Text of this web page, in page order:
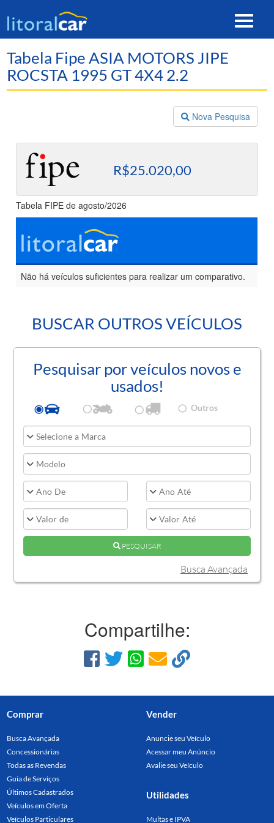
Toggle
Tabela Fipe ASIA MOTORS JIPE
ROCSTA 1995 GT 4X4 2.2
Nova Pesquisa
R$25.020,00
Tabela FIPE de agosto/2026
Não há veículos suficientes para realizar um comparativo.
BUSCAR OUTROS VEÍCULOS
Pesquisar por veículos novos e
usados!
Outros
PESQUISAR
Busca Avançada
Compartilhe:
Comprar
Busca Avançada
Concessionárias
Todas as Revendas
Guia de Serviços
Últimos Cadastrados
Veículos em Oferta
Veículos Particulares
Vender
Anuncie seu Veículo
Acessar meu Anúncio
Avalie seu Veículo
Utilidades
Multas e IPVA